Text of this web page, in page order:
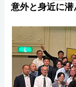
意外と身近に